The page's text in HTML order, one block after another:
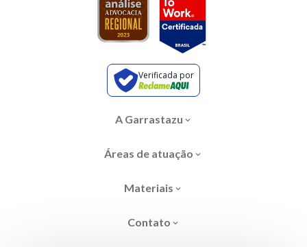
Verificada por
A Garrastazu
Áreas de atuação
Materiais
Contato